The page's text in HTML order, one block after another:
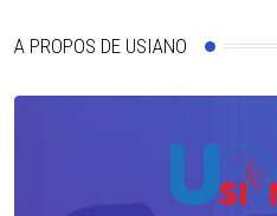
A PROPOS DE USIANO